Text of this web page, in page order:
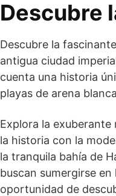
Descubre
Descubre la
antigua ciudad
cuenta una historia
playas de arena
Explora la
la historia con la
la tranquila bahía de
buscan sumergirse
oportunidad de